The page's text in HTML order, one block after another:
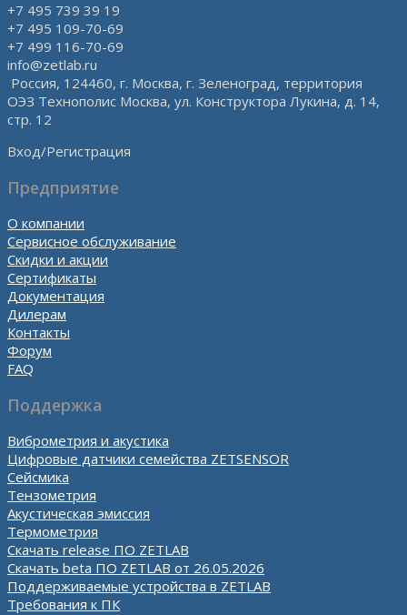
+7 495 739 39 19
+7 495 109-70-69
+7 499 116-70-69
info@zetlab.ru
Россия, 124460, г. Москва, г. Зеленоград, территория
ОЭЗ Технополис Москва, ул. Конструктора Лукина, д. 14,
стр. 12
Вход/Регистрация
Предприятие
О компании
Сервисное обслуживание
Скидки и акции
Сертификаты
Документация
Дилерам
Контакты
Форум
FAQ
Поддержка
Виброметрия и акустика
Цифровые датчики семейства ZETSENSOR
Сейсмика
Тензометрия
Акустическая эмиссия
Термометрия
Скачать release ПО ZETLAB
Скачать beta ПО ZETLAB от 26.05.2026
Поддерживаемые устройства в ZETLAB
Требования к ПК